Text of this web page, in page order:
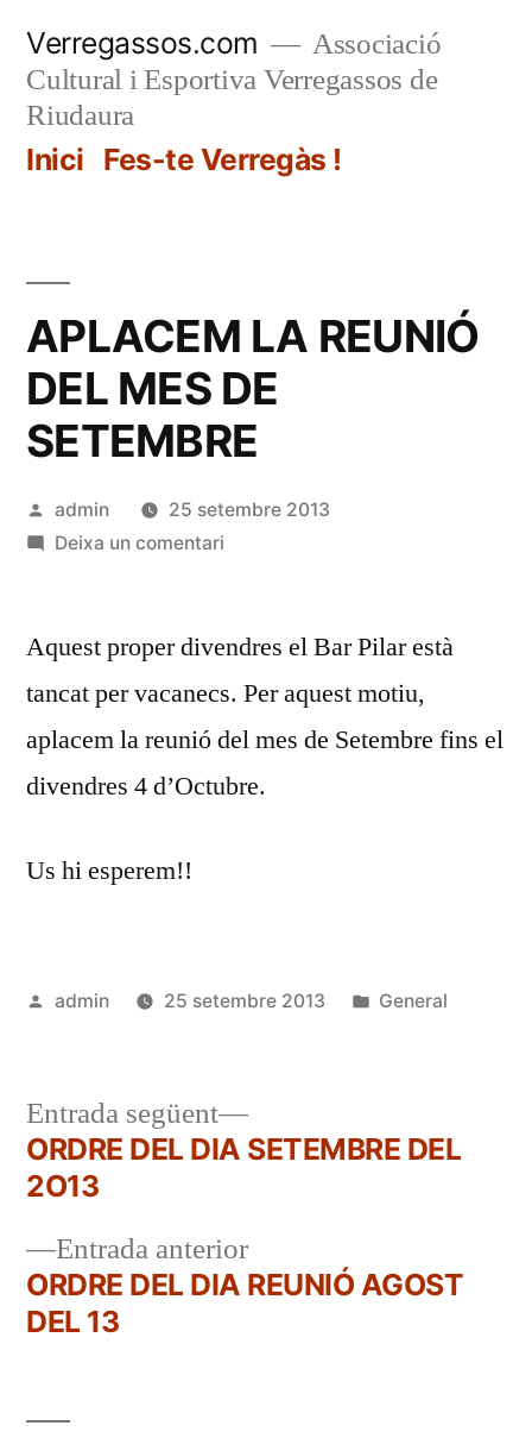
contingut
Verregassos.com
Associació
Cultural i Esportiva Verregassos de
Riudaura
Inici Fes-te Verregàs !
APLACEM LA REUNIÓ
DEL MES DE
SETEMBRE
Publicat
per
admin
25 setembre 2013
Deixa un comentaria
REUNIÓ
MES
DE
SETEMBRE
Aquest proper divendres el Bar Pilar està
tancat per vacanecs. Per aquest motiu,
aplacem la reunió del mes de Setembre fins el
divendres 4 d’Octubre.
Us hi esperem!!
Publicat
admin 25 setembre 2013
Publicat
General
Navegació
d'entrades
Entrada anteriorEntrada
anterior:
ORDRE DEL DIA REUNIÓ AGOST
DEL 13
Entrada següent
Entrada
següent:
ORDRE DEL DIA SETEMBRE DEL
2O13